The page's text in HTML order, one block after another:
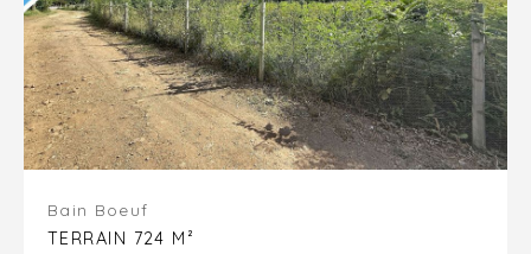
Bain Boeuf
TERRAIN 724 M²